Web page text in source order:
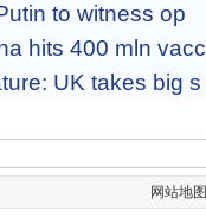
to witness op
hits 400 mln vacc
UK takes big s
网站地图